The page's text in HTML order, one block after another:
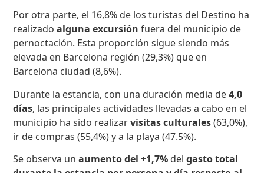
Por otra parte, el 16,8% de los turistas del Destino ha
realizadoalguna excursión fuera del municipio de
pernoctación. Esta proporción sigue siendo más
elevada en Barcelona región (29,3%) que en
Barcelona ciudad (8,6%).
Durante la estancia, con una duración media de4,0
días, las principales actividades llevadas a cabo en el
municipio ha sido realizarvisitas culturales(63,0%),
ir de compras (55,4%) y a la playa (47.5%).
Se observa un aumentodel +1,7% delgasto total